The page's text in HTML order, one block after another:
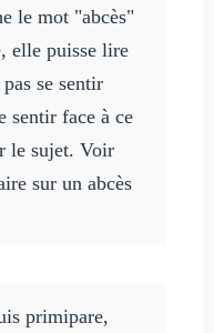
le mot "abcès"
elle puisse lire
se sentir
sentir face à ce
le sujet. Voir
sur un abcès
primipare,